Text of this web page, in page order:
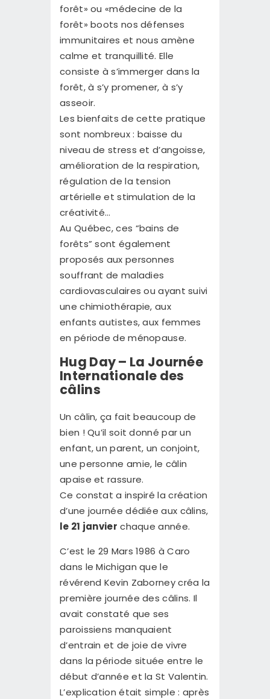
forêt» ou «médecine de la
forêt» boots nos défenses
immunitaires et nous amène
calme et tranquillité. Elle
consiste à s’immerger dans la
forêt, à s’y promener, à s’y
asseoir.
Les bienfaits de cette pratique
sont nombreux : baisse du
niveau de stress et d’angoisse,
amélioration de la respiration,
régulation de la tension
artérielle et stimulation de la
créativité…
Au Québec, ces “bains de
forêts” sont également
proposés aux personnes
souffrant de maladies
cardiovasculaires ou ayant suivi
une chimiothérapie, aux
enfants autistes, aux femmes
en période de ménopause.
Hug Day – La Journée
Internationale des
câlins
Un câlin, ça fait beaucoup de
bien ! Qu’il soit donné par un
enfant, un parent, un conjoint,
une personne amie, le câlin
apaise et rassure.
Ce constat a inspiré la création
d’une journée dédiée aux câlins,
le 21 janvier chaque année.
C’est le 29 Mars 1986 à Caro
dans le Michigan que le
révérend Kevin Zaborney créa la
première journée des câlins. Il
avait constaté que ses
paroissiens manquaient
d’entrain et de joie de vivre
dans la période située entre le
début d’année et la St Valentin.
L’explication était simple : après